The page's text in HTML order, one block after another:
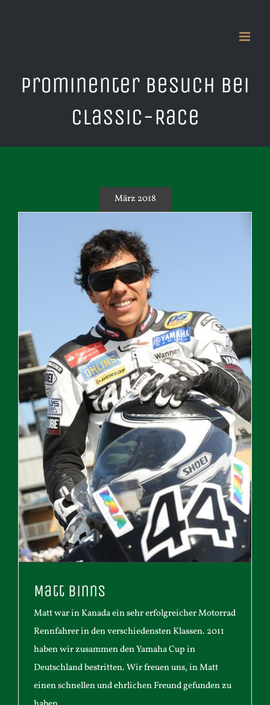
Prominenter Besuch bei
Classic-Race
März 2018
Matt Binns
Matt war in Kanada ein sehr erfolgreicher Motorrad
Rennfahrer in den verschiedensten Klassen. 2011
haben wir zusammen den Yamaha Cup in
Deutschland bestritten. Wir freuen uns, in Matt
einen schnellen und ehrlichen Freund gefunden zu